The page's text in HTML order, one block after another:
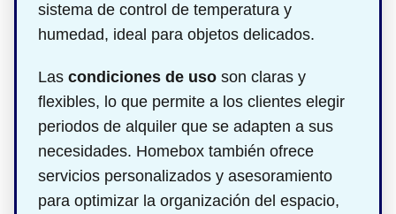
sistema de control de temperatura y
humedad, ideal para objetos delicados.
Las condiciones de uso son claras y
flexibles, lo que permite a los clientes elegir
periodos de alquiler que se adapten a sus
necesidades. Homebox también ofrece
servicios personalizados y asesoramiento
para optimizar la organización del espacio,